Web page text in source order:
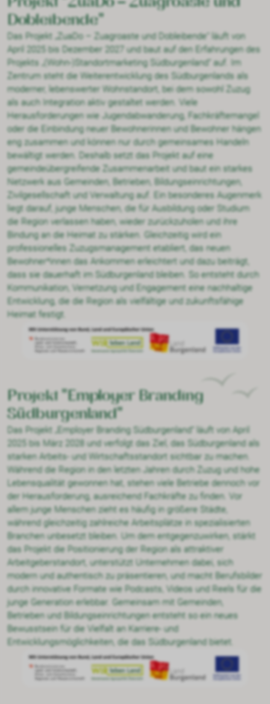
KONTAKT
Dobleibende"
Das Projekt „ZuaDo – Zuagroaste und Dobleibende“ läuft von
April 2025 bis Dezember 2027 und baut auf den Erfahrungen des
Projekts „(Wohn-)Standortmarketing Südburgenland“ auf. Im
Zentrum steht die Weiterentwicklung des Südburgenlands als
moderner, lebenswerter Wohnstandort, bei dem sowohl Zuzug
als auch Integration aktiv gestaltet werden. Viele
Herausforderungen wie Jugendabwanderung, Fachkräftemangel
oder die Einbindung neuer Bewohnerinnen und Bewohner hängen
eng zusammen und können nur durch gemeinsames Handeln
bewältigt werden. Deshalb setzt das Projekt auf eine
gemeindeübergreifende Zusammenarbeit und baut ein starkes
Netzwerk aus Gemeinden, Betrieben, Bildungseinrichtungen,
Zivilgesellschaft und Verwaltung auf. Ein besonderes Augenmerk
liegt darauf, junge Menschen, die für Ausbildung oder Studium
die Region verlassen haben, wieder zurückzuholen und ihre
Bindung an die Heimat zu stärken. Gleichzeitig wird ein
professionelles Zuzugsmanagement etabliert, das neuen
Bewohner*innen das Ankommen erleichtert und dazu beiträgt,
dass sie dauerhaft im Südburgenland bleiben. So entsteht durch
Kommunikation, Vernetzung und Engagement eine nachhaltige
Entwicklung, die die Region als vielfältige und zukunftsfähige
Heimat festigt.
Projekt "Employer Branding
Südburgenland"
Das Projekt „Employer Branding Südburgenland“ läuft von April
2025 bis März 2028 und verfolgt das Ziel, das Südburgenland als
starken Arbeits- und Wirtschaftsstandort sichtbar zu machen.
Während die Region in den letzten Jahren durch Zuzug und hohe
Lebensqualität gewonnen hat, stehen viele Betriebe dennoch vor
der Herausforderung, ausreichend Fachkräfte zu finden. Vor
allem junge Menschen zieht es häufig in größere Städte,
während gleichzeitig zahlreiche Arbeitsplätze in spezialisierten
Branchen unbesetzt bleiben. Um dem entgegenzuwirken, stärkt
das Projekt die Positionierung der Region als attraktiver
Arbeitgeberstandort, unterstützt Unternehmen dabei, sich
modern und authentisch zu präsentieren, und macht Berufsbilder
durch innovative Formate wie Podcasts, Videos und Reels für die
junge Generation erlebbar. Gemeinsam mit Gemeinden,
Betrieben und Bildungseinrichtungen entsteht so ein neues
Bewusstsein für die Vielfalt an Karriere- und
Entwicklungsmöglichkeiten, die das Südburgenland bietet.